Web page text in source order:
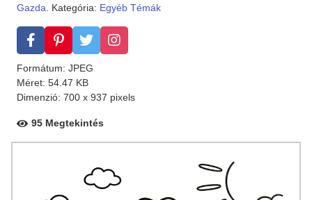
Gazda. Kategória: Egyéb Témák
Formátum: JPEG
Méret: 54.47 KB
Dimenzió: 700 x 937 pixels
95 Megtekintés